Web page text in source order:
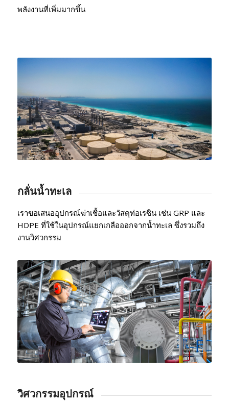
พลังงานที่เพิ่มมากขึ้น
กลั่นน้ำทะเล
เราขอเสนออุปกรณ์ฆ่าเชื้อและวัสดุท่อเรซิน เช่น GRP และ
HDPE ที่ใช้ในอุปกรณ์แยกเกลือออกจากน้ำทะเล ซึ่งรวมถึง
งานวิศวกรรม
วิศวกรรมอุปกรณ์